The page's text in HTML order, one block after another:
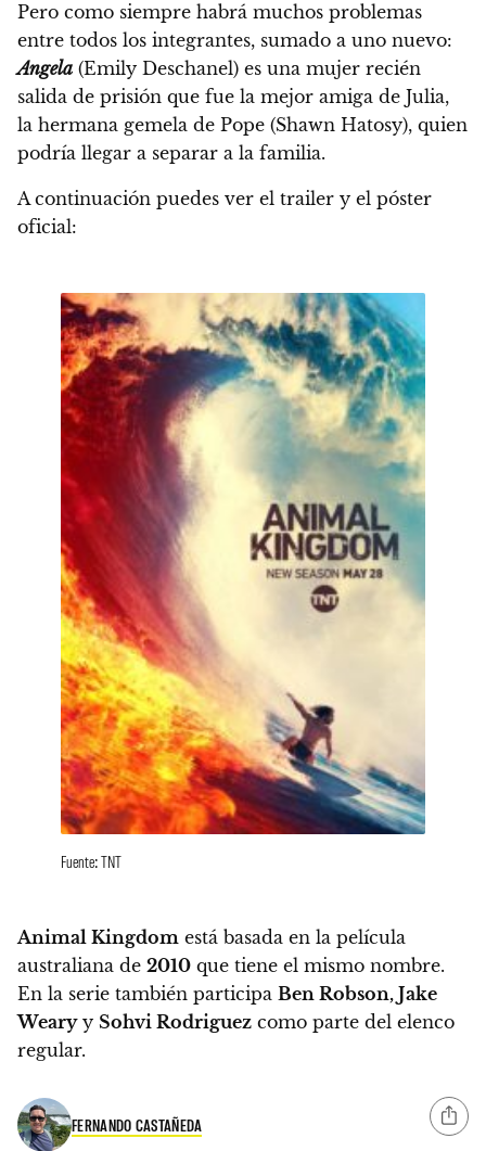
Pero como siempre habrá muchos problemas
entre todos los integrantes, sumado a uno nuevo:
Angela (Emily Deschanel) es una mujer recién
salida de prisión que fue la mejor amiga de Julia,
la hermana gemela de Pope (Shawn Hatosy), quien
podría llegar a separar a la familia.
A continuación puedes ver el trailer y el póster
oficial:
Fuente: TNT
Animal Kingdom está basada en la película
australiana de 2010 que tiene el mismo nombre.
En la serie también participa Ben Robson, Jake
Wearyy Sohvi Rodriguez como parte del elenco
regular.
FERNANDO CASTAÑEDA